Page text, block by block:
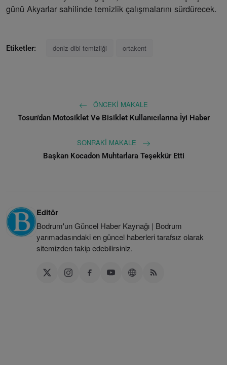
günü Akyarlar sahilinde temizlik çalışmalarını sürdürecek.
Etiketler: deniz dibi temizliği ortakent
ÖNCEKI MAKALE
Tosun'dan Motosiklet Ve Bisiklet Kullanıcılarına İyi Haber
SONRAKI MAKALE
Başkan Kocadon Muhtarlara Teşekkür Etti
Editör
Bodrum'un Güncel Haber Kaynağı | Bodrum
yarımadasındaki en güncel haberleri tarafsız olarak
sitemizden takip edebilirsiniz.